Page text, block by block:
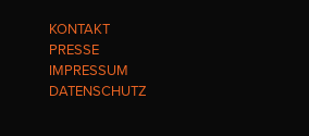
KONTAKT
PRESSE
IMPRESSUM
DATENSCHUTZ